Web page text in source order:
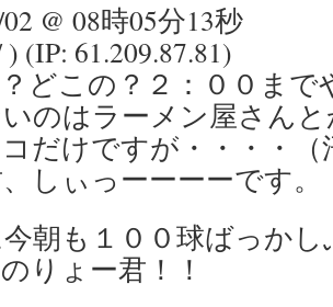
@ 08時05分13秒
(IP: 61.209.87.81)
どこの？２：００ま
のはラーメン屋さん
だけですが・・・・（
しぃっーーーーです。
朝も１００球ばっか
りょー君！！